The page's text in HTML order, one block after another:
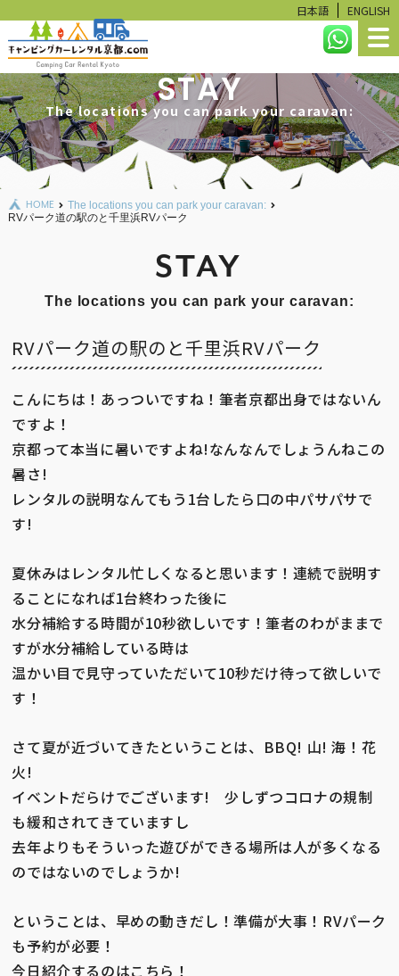
日本語 ENGLISH
Camping Car online reservation
HOME
LINEUP
RESERVATION STATUS
CALCULATE
STAY
The locations you can park your caravan:
HOME
The locations you can park your caravan:
RVパーク道の駅のと千里浜RVパーク
STAY
The locations you can park your caravan:
RVパーク道の駅のと千里浜RVパーク
こんにちは！あっついですね！筆者京都出身ではないん
ですよ！
京都って本当に暑いですよね!なんなんでしょうんねこの
暑さ!
レンタルの説明なんてもう1台したら口の中パサパサで
す!
夏休みはレンタル忙しくなると思います！連続で説明す
ることになれば1台終わった後に
水分補給する時間が10秒欲しいです！筆者のわがままで
すが水分補給している時は
温かい目で見守っていただいて10秒だけ待って欲しいで
す！
さて夏が近づいてきたということは、BBQ! 山! 海！花
火!
イベントだらけでございます! 少しずつコロナの規制
も緩和されてきていますし
去年よりもそういった遊びができる場所は人が多くなる
のではないのでしょうか!
ということは、早めの動きだし！準備が大事！RVパーク
も予約が必要！
今日紹介するのはこちら！